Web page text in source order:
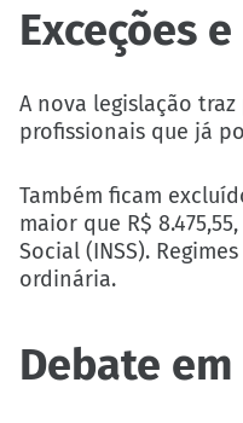
Exceções
A nova legislação
profissionais que já
Também ficam
maior que R$
Social (INSS).
ordinária.
Debate